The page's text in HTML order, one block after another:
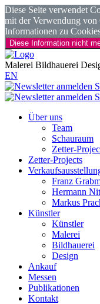
Diese Seite verwendet
mit der Verwendung von
Informationen zu
Diese Information nicht
Malerei Bildhauerei
EN
Über uns
Team
Schauraum
Zetter-
Zetter-Projects
Franz
Hermann
Markus
Künstler
Künstler
Malerei
Bildhauerei
Design
Ankauf
Messen
Publikationen
Kontakt